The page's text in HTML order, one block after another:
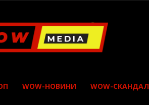
Media
WOW-НОВИНИ WOW-СКАНДАЛ